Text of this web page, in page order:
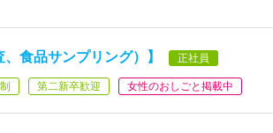
食品サンプリング）】 正社員
第二新卒歓迎 女性のおしごと掲載中